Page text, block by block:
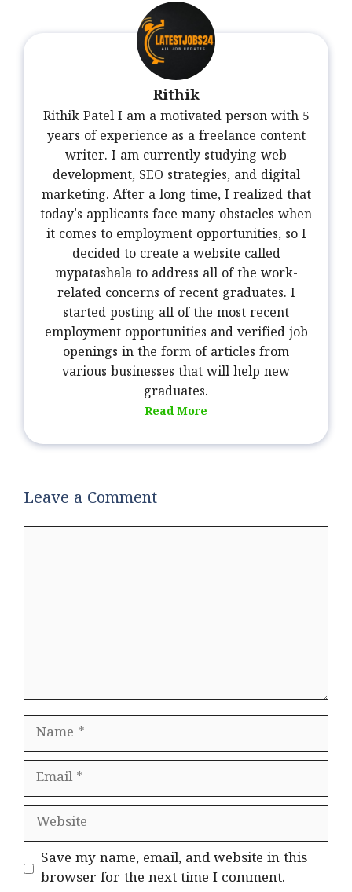
Rithik
Rithik Patel I am a motivated person with 5
years of experience as a freelance content
writer. I am currently studying web
development, SEO strategies, and digital
marketing. After a long time, I realized that
today's applicants face many obstacles when
it comes to employment opportunities, so I
decided to create a website called
mypatashala to address all of the work-
related concerns of recent graduates. I
started posting all of the most recent
employment opportunities and verified job
openings in the form of articles from
various businesses that will help new
graduates.
Read More
Leave a Comment
Name
Email
Website
Save my name, email, and website in this
browser for the next time I comment.